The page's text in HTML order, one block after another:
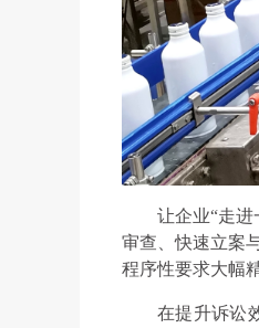
让企业“走
审查、快速立案
程序性要求大幅
在提升诉讼